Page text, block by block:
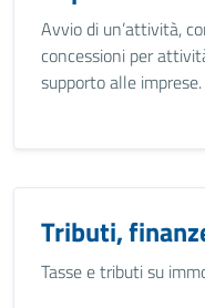
Avvio di un’attività,
concessioni per
supporto alle imprese.
Tributi,
Tasse e tributi su